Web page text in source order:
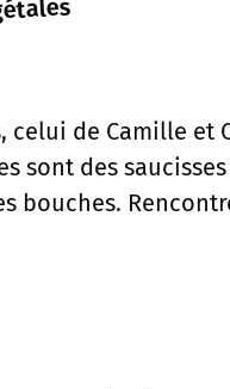
de Camille et
sont des
bouches.